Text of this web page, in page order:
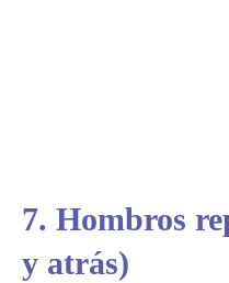
7. Hombros
y atrás)